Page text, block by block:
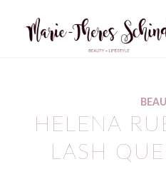
HELENA
LASH